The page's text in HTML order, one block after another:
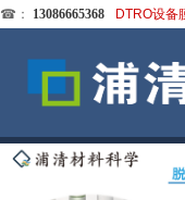
☎： 13086665368 DTRO设备